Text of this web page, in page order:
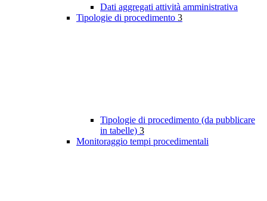
Dati aggregati attività amministrativa
Tipologie di procedimento 3
Tipologie di procedimento (da pubblicare
in tabelle) 3
Monitoraggio tempi procedimentali